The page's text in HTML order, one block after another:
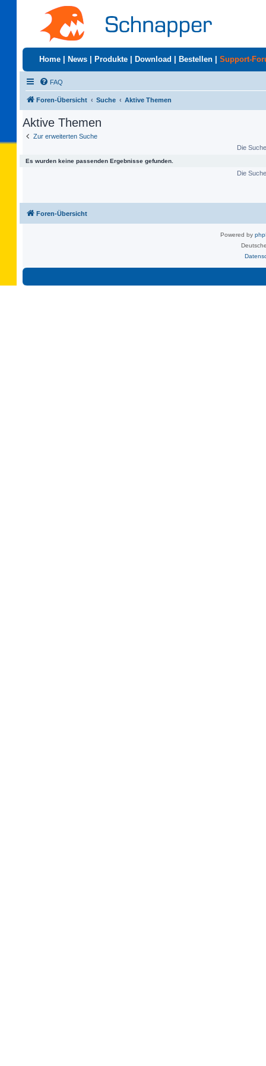
Home News Produkte Download Bestellen Support-
FAQ
Foren-Übersicht Suche Aktive Themen
Aktive Themen
Zur erweiterten Suche
Die
Es wurden keine passenden Ergebnisse gefunden.
Die
Foren-Übersicht
Powered by